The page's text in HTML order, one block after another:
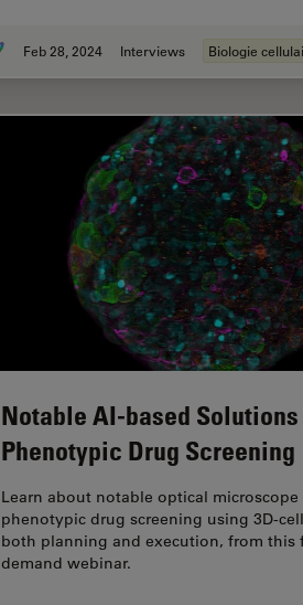
Feb 28, 2024 Interviews Biologie
Notable AI-based
Phenotypic Drug Screening
Learn about notable optical
phenotypic drug screening using 3D-
both planning and execution, from this
demand webinar.